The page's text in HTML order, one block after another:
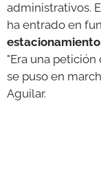
administrativos.
ha entrado en
"Era una
se puso en
Aguilar.